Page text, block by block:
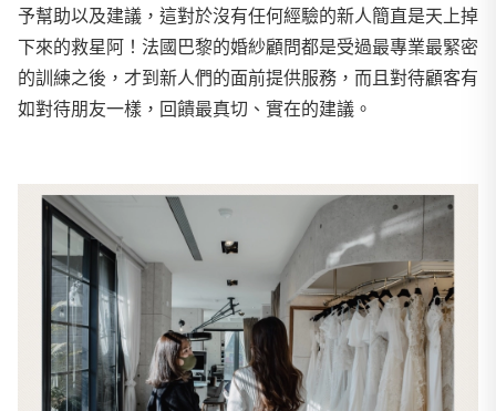
予幫助以及建議，這對於沒有任何經驗的新人簡直是天上掉
下來的救星阿！法國巴黎的婚紗顧問都是受過最專業最緊密
的訓練之後，才到新人們的面前提供服務，而且對待顧客有
如對待朋友一樣，回饋最真切、實在的建議。